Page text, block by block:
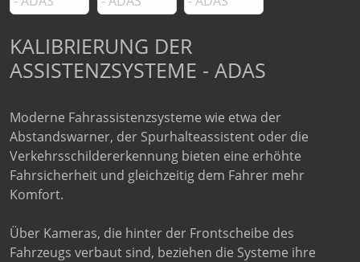
KALIBRIERUNG DER
ASSISTENZSYSTEME - ADAS
Moderne Fahrassistenzsysteme wie etwa der
Abstandswarner, der Spurhalteassistent oder die
Verkehrsschildererkennung bieten eine erhöhte
Fahrsicherheit und gleichzeitig dem Fahrer mehr
Komfort.
Über Kameras, die hinter der Frontscheibe des
Fahrzeugs verbaut sind, beziehen die Systeme ihre